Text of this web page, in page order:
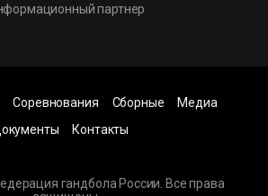
партнер
гандбола России. Все права
Соревнования Сборные
Медиа
Контакты